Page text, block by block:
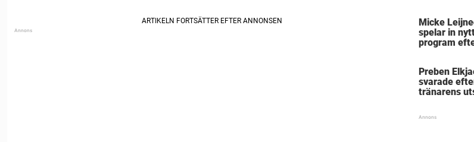
Micke
spelar in
program
Preben
svarade
tränarens